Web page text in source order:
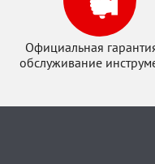
Официальная
обслуживание